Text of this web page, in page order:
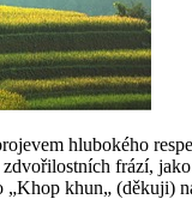
hlubokého
frází,
khun„